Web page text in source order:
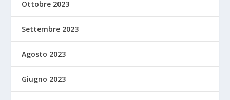
Ottobre 2023
Settembre 2023
Agosto 2023
Giugno 2023